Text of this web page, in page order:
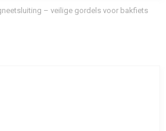
– veilige gordels voor bakfiets